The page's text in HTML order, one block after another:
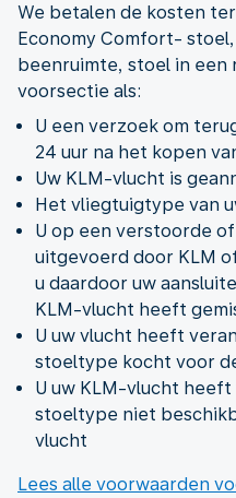
We betalen de kosten
Economy Comfort-
beenruimte, stoel in een
voorsectie als:
U een verzoek om
24 uur na het kopen
Uw KLM-vlucht is
Het vliegtuigtype van
U op een verstoorde
uitgevoerd door KLM
u daardoor uw
KLM-vlucht heeft
U uw vlucht heeft
stoeltype kocht voor
U uw KLM-vlucht
stoeltype niet
vlucht
Lees alle voorwaarden